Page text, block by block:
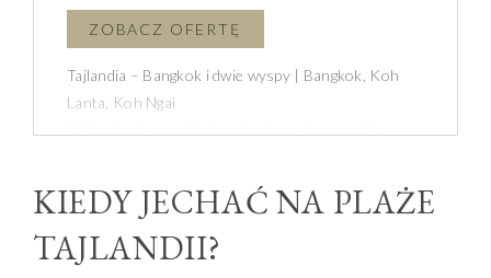
Tajlandia – Bangkok i dwie wyspy | Bangkok, Koh
Lanta, Koh Ngai
błękit wody, biel piachu, zieleń palm kokosowych
pochylających się nad krystalicznie czystym
morzem. Przed Wami podróż – Bangkok i dwie
rajskie wyspy.
KIEDY JECHAĆ NA PLAŻE
TAJLANDII?